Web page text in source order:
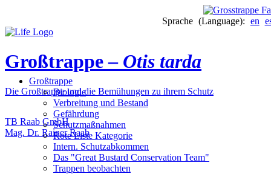
Sprache (Language): en
Großtrappe – Otis tarda
Die Großtrappe und die Bemühungen zu ihrem Schutz
TB Raab GmbH
Mag. Dr. Rainer Raab
Großtrappe
Biologie
Verbreitung und Bestand
Gefährdung
Schutzmaßnahmen
Rote Liste Kategorie
Intern. Schutzabkommen
Das "Great Bustard Conservation Team"
Trappen beobachten